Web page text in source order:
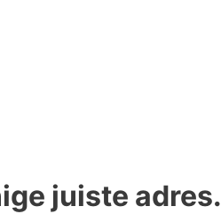
juiste adres.